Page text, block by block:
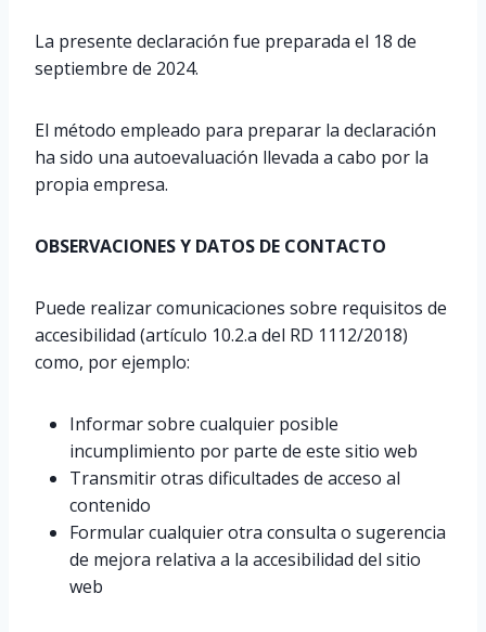
La presente declaración fue preparada el 18 de
septiembre de 2024.
El método empleado para preparar la declaración
ha sido una autoevaluación llevada a cabo por la
propia empresa.
OBSERVACIONES Y DATOS DE CONTACTO
Puede realizar comunicaciones sobre requisitos de
accesibilidad (artículo 10.2.a del RD 1112/2018)
como, por ejemplo:
Informar sobre cualquier posible
incumplimiento por parte de este sitio web
Transmitir otras dificultades de acceso al
contenido
Formular cualquier otra consulta o sugerencia
de mejora relativa a la accesibilidad del sitio
web